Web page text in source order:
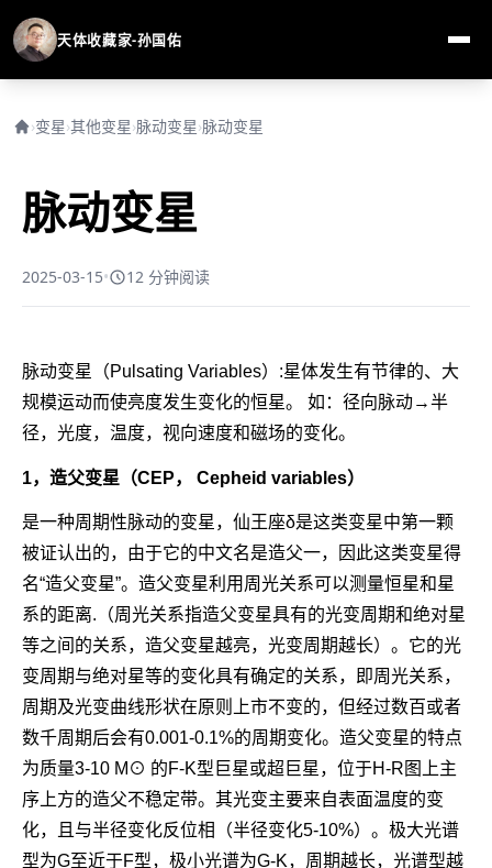
天体收藏家-孙国佑
›变星›其他变星›脉动变星›脉动变星
脉动变星
2025-03-15• 12 分钟阅读
脉动变星（Pulsating Variables）:星体发生有节律的、大
规模运动而使亮度发生变化的恒星。 如：径向脉动→半
径，光度，温度，视向速度和磁场的变化。
1，造父变星（CEP， Cepheid variables）
是一种周期性脉动的变星，仙王座δ是这类变星中第一颗
被证认出的，由于它的中文名是造父一，因此这类变星得
名“造父变星”。造父变星利用周光关系可以测量恒星和星
系的距离.（周光关系指造父变星具有的光变周期和绝对星
等之间的关系，造父变星越亮，光变周期越长）。它的光
变周期与绝对星等的变化具有确定的关系，即周光关系，
周期及光变曲线形状在原则上市不变的，但经过数百或者
数千周期后会有0.001-0.1%的周期变化。造父变星的特点
为质量3-10 M⊙ 的F-K型巨星或超巨星，位于H-R图上主
序上方的造父不稳定带。其光变主要来自表面温度的变
化，且与半径变化反位相（半径变化5-10%）。极大光谱
型为G至近于F型，极小光谱为G-K，周期越长，光谱型越